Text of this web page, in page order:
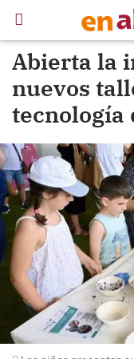
Abierta la
nuevos
tecnología